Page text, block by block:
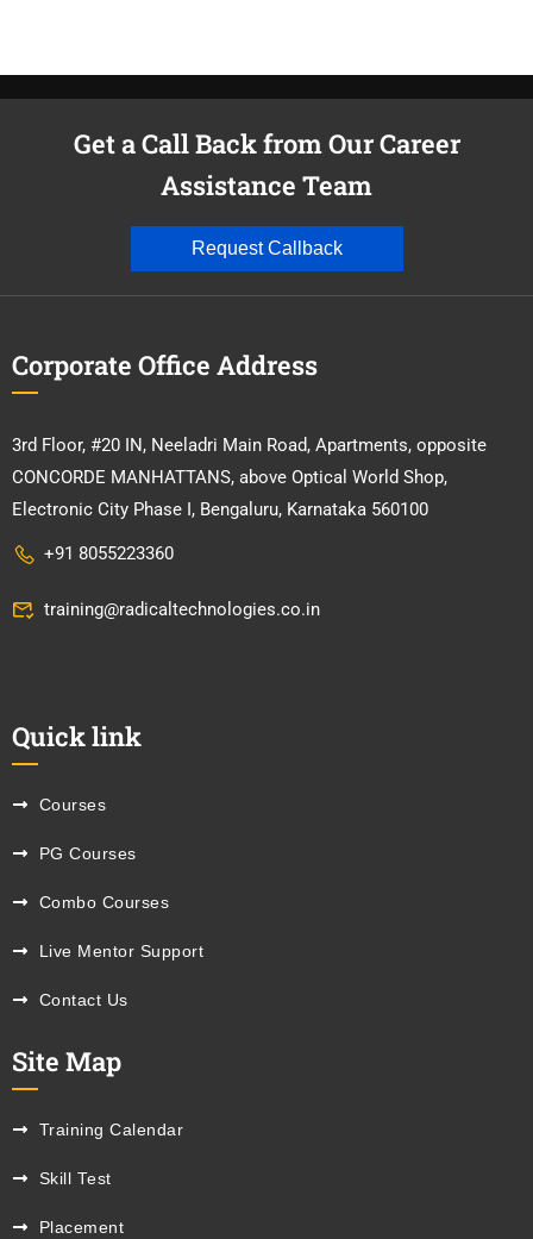
Get a Call Back from Our Career
Assistance Team
Request Callback
Corporate Office Address
3rd Floor, #20 IN, Neeladri Main Road, Apartments, opposite
CONCORDE MANHATTANS, above Optical World Shop,
Electronic City Phase I, Bengaluru, Karnataka 560100
+91 8055223360
training@radicaltechnologies.co.in
Quick link
Courses
PG Courses
Combo Courses
Live Mentor Support
Contact Us
Site Map
Training Calendar
Skill Test
Placement